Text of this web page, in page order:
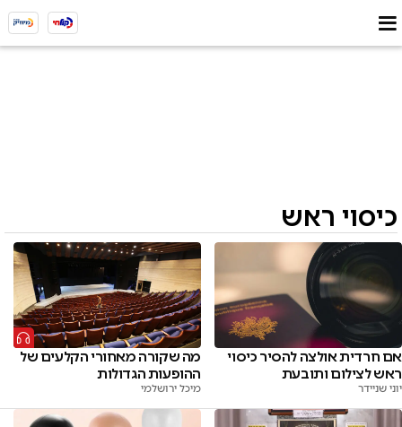
כיסוי ראש
אם חרדית אולצה להסיר כיסוי
ראש לצילום ותובעת
יוני שניידר
מה שקורה מאחורי הקלעים של
ההופעות הגדולות
מיכל ירושלמי